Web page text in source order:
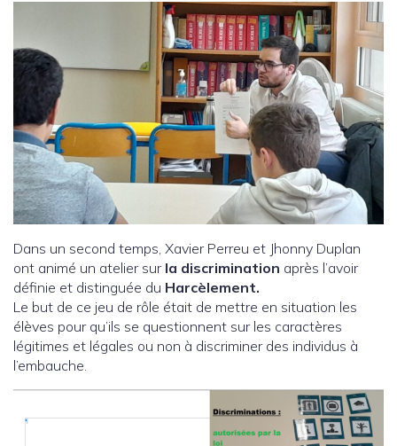
Dans un second temps, Xavier Perreu et Jhonny Duplan
ont animé un atelier surla discrimination après l’avoir
définie et distinguée du Harcèlement.
Le but de ce jeu de rôle était de mettre en situation les
élèves pour qu’ils se questionnent sur les caractères
légitimes et légales ou non à discriminer des individus à
l’embauche.